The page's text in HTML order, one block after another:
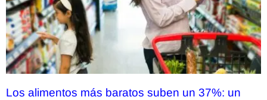
Los alimentos más baratos suben un 37%: un